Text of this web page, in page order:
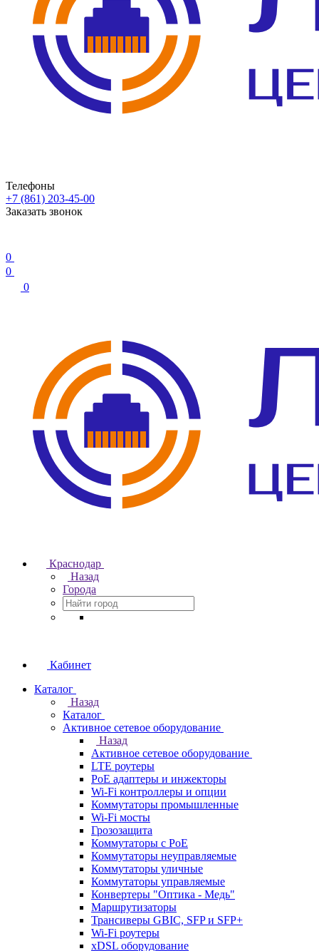
Телефоны
+7 (861) 203-45-00
Заказать звонок
0
0
0
Краснодар
Назад
Города
Кабинет
Каталог
Назад
Каталог
Активное сетевое оборудование
Назад
Активное сетевое оборудование
LTE роутеры
PoE адаптеры и инжекторы
Wi-Fi контроллеры и опции
Коммутаторы промышленные
Wi-Fi мосты
Грозозащита
Коммутаторы c PoE
Коммутаторы неуправляемые
Коммутаторы уличные
Коммутаторы управляемые
Конвертеры "Оптика - Медь"
Маршрутизаторы
Трансиверы GBIC, SFP и SFP+
Wi-Fi роутеры
xDSL оборудование